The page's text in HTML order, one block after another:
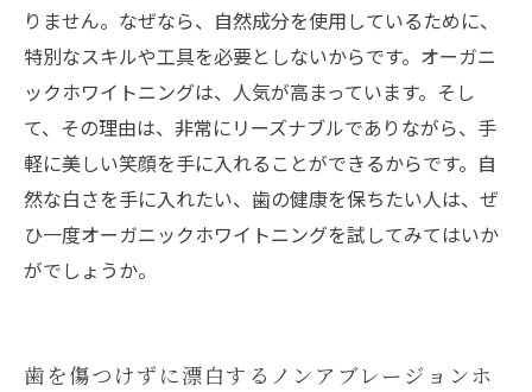
りません。なぜなら、自然成分を使用しているために、
特別なスキルや工具を必要としないからです。オーガニ
ックホワイトニングは、人気が高まっています。そし
て、その理由は、非常にリーズナブルでありながら、手
軽に美しい笑顔を手に入れることができるからです。自
然な白さを手に入れたい、歯の健康を保ちたい人は、ぜ
ひ一度オーガニックホワイトニングを試してみてはいか
がでしょうか。
歯を傷つけずに漂白するノンアブレージョンホ